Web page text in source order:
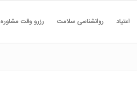
اعتیاد روانشناسی سلامت رزرو وقت مشاوره